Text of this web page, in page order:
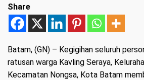
Share
Batam, (GN) – Kegigihan seluruh
ratusan warga Kavling Seraya,
Kecamatan Nongsa, Kota Batam